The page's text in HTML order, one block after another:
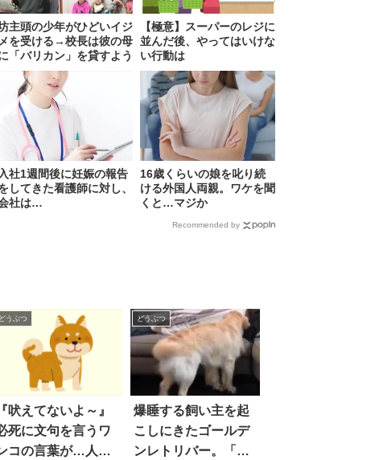
主頭の少年がひどいイジ
メを受ける→校長は彼の母
「バリカン」を貸すよう
依頼し…
【極意】スーパーのレジに
並んだ後、やってはいけな
い行動は
入社1週間後に妊娠の報告
してきた看護師に対し、
社は…
16歳くらいの娘を叱り続
ける外国人両親。ワケを聞
くと…マジか
Recommended by
どうぶつ
『吠えてないよ～』
死に文句を言うワ
コの言葉が…人間
どうぶつ
爆睡する飼い主を起
こしにきたゴールデ
ンレトリバー。「実